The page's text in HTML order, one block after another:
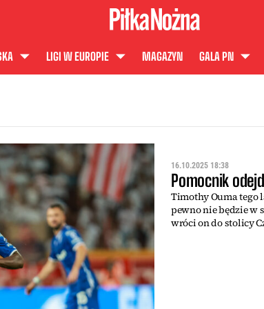
LIGI W EUROPIE MAGAZYN GALA PN
16.10.2025 18:38
Pomocnik
Timothy Ouma tego
pewno nie będzie w
wróci on do stolicy